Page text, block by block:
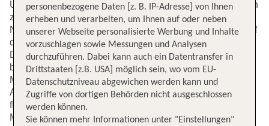
Urlaubsziel mit zahlreichen Sehenswürdigkeiten. Zu ihnen
zählt die maurische Festung aus dem 11. Jahrhundert.
Nicht weniger imposant ist die Kathedrale von Malaga, auf
deren Grund einst eine Moschee stand. In Malaga kannst
Du außerdem das Geburtshaus von Pablo Picasso
bewundern. Und natürlich sind die Strände rund um
Malaga sowie an der ganzen Costa del Sol immer einen
Abstecher wert. Wenn Du flexibel bist und früh buchst,
fliegst Du schon für kleines Geld von Frankfurt nach
Malaga.
personenbezogene Daten [z. B. IP-Adresse] von Ihnen
erheben und verarbeiten, um Ihnen auf oder neben
unserer Webseite personalisierte Werbung und Inhalte
vorzuschlagen sowie Messungen und Analysen
durchzuführen. Dabei kann auch ein Datentransfer in
Drittstaaten [z.B. USA] möglich sein, wo vom EU-
Datenschutzniveau abgewichen werden kann und
Zugriffe von dortigen Behörden nicht ausgeschlossen
werden können.
Sie können mehr Informationen unter "Einstellungen"